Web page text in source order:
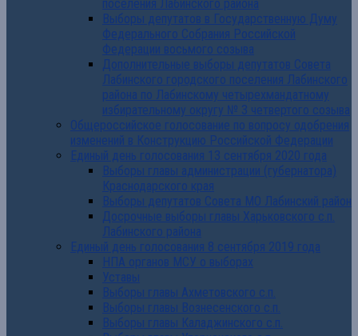
поселения Лабинского района
Выборы депутатов в Государственную Думу
Федерального Собрания Российской
Федерации восьмого созыва
Дополнительные выборы депутатов Совета
Лабинского городского поселения Лабинского
района по Лабинскому четырехмандатному
избирательному округу № 3 четвертого созыва
Общероссийское голосование по вопросу одобрения
изменений в Конструкцию Российской Федерации
Единый день голосования 13 сентября 2020 года
Выборы главы администрации (губернатора)
Краснодарского края
Выборы депутатов Совета МО Лабинский район
Досрочные выборы главы Харьковского с.п.
Лабинского района
Единый день голосования 8 сентября 2019 года
НПА органов МСУ о выборах
Уставы
Выборы главы Ахметовского с.п.
Выборы главы Вознесенского с.п.
Выборы главы Каладжинского с.п.